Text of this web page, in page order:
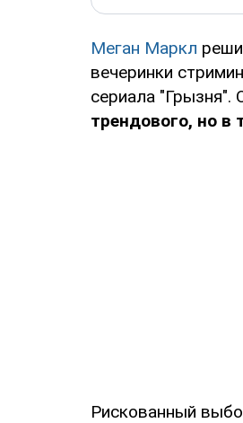
Меган Маркл
вечеринки
сериала "Грызня".
трендового, но в
Рискованный